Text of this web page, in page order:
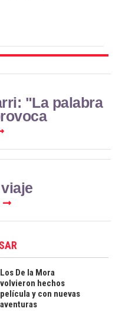
"La palabra
Los De la Mora
volvieron hechos
película y con nuevas
aventuras